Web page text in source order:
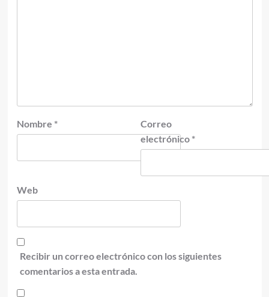
Nombre *
Correo
electrónico *
Web
Recibir un correo electrónico con los siguientes
comentarios a esta entrada.